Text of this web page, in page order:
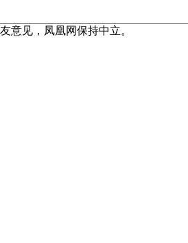
意见，凤凰网保持中立。